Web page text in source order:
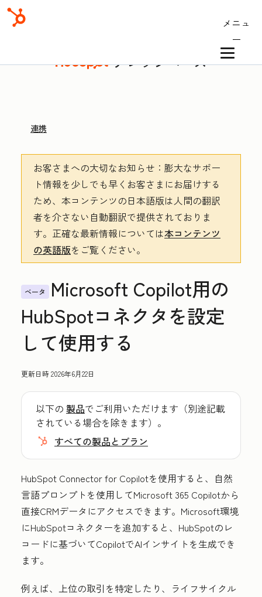
メニュ
ー
ナレッジベース
連携
お客さまへの大切なお知らせ ：膨大なサポー
ト情報を少しでも早くお客さまにお届けする
ため、本コンテンツの日本語版は人間の翻訳
者を介さない自動翻訳で提供されておりま
す。 正確な最新情報については本コンテンツ
の英語版をご覧ください。
ベータ
Microsoft Copilot用の
HubSpotコネクタを設定
して使用する
更新日時2026年6月22日
以下の 製品でご利用いただけます（別途記載
されている場合を除きます）。
すべての製品とプラン
HubSpot Connector for Copilotを使用すると、自然
言語プロンプトを使用してMicrosoft 365 Copilotから
直接CRMデータにアクセスできます。Microsoft環境
にHubSpotコネクターを追加すると、HubSpotのレ
コードに基づいてCopilotでAIインサイトを生成でき
ます。
例えば、上位の取引を特定したり、ライフサイクル